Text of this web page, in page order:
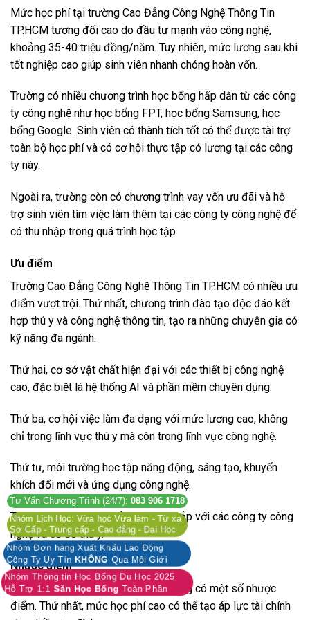
Mức học phí tại trường Cao Đẳng Công Nghệ Thông Tin
TP.HCM tương đối cao do đầu tư mạnh vào công nghệ,
khoảng 35-40 triệu đồng/năm. Tuy nhiên, mức lương sau khi
tốt nghiệp cao giúp sinh viên nhanh chóng hoàn vốn.
Trường có nhiều chương trình học bổng hấp dẫn từ các công
ty công nghệ như học bổng FPT, học bổng Samsung, học
bổng Google. Sinh viên có thành tích tốt có thể được tài trợ
toàn bộ học phí và có cơ hội thực tập có lương tại các công
ty này.
Ngoài ra, trường còn có chương trình vay vốn ưu đãi và hỗ
trợ sinh viên tìm việc làm thêm tại các công ty công nghệ để
có thu nhập trong quá trình học tập.
Ưu điểm
Trường Cao Đẳng Công Nghệ Thông Tin TP.HCM có nhiều ưu
điểm vượt trội. Thứ nhất, chương trình đào tạo độc đáo kết
hợp thú y và công nghệ thông tin, tạo ra những chuyên gia có
kỹ năng đa ngành.
Thứ hai, cơ sở vật chất hiện đại với các thiết bị công nghệ
cao, đặc biệt là hệ thống AI và phần mềm chuyên dụng.
Thứ ba, cơ hội việc làm đa dạng với mức lương cao, không
chỉ trong lĩnh vực thú y mà còn trong lĩnh vực công nghệ.
Thứ tư, môi trường học tập năng động, sáng tạo, khuyến
khích đổi mới và ứng dụng công nghệ.
Thứ năm, mạng lưới đối tác rộng khắp với các công ty công
nghệ và cơ sở thú y.
Nhược điểm
Bên cạnh những ưu điểm, trường cũng có một số nhược
điểm. Thứ nhất, mức học phí cao có thể tạo áp lực tài chính
Tư Vấn Chương Trình (24/7): 083 906 1718
Nhóm Lịch Học: Vừa học Vừa làm - Từ xa
Sơ Cấp - Trung cấp - Cao đẳng - Đại Học
Nhóm Đơn hàng Xuất Khẩu Lao Động
Công Ty Uy TínKHÔNG Qua Môi Giới
Nhóm Thông tin Học Bổng Du Học 2025
Hỗ Trợ 1:1 Săn Học Bổng Toàn Phần